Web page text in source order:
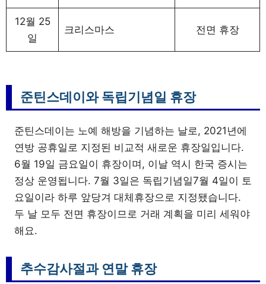
12월 25
일
크리스마스 전면 휴장
준틴스데이와 독립기념일 휴장
준틴스데이는 노예 해방을 기념하는 날로, 2021년에
연방 공휴일로 지정된 비교적 새로운 휴장일입니다.
6월 19일 금요일이 휴장이며, 이날 역시 한국 증시는
정상 운영됩니다. 7월 3일은 독립기념일7월 4일이 토
요일이라 하루 앞당겨 대체휴장으로 지정됐습니다.
두 날 모두 전면 휴장이므로 거래 계획을 미리 세워야
해요.
추수감사절과 연말 휴장